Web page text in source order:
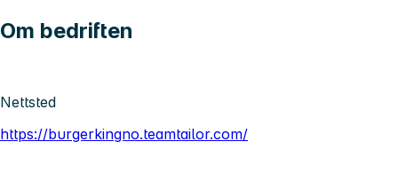
Om bedriften
Nettsted
https://burgerkingno.teamtailor.com/